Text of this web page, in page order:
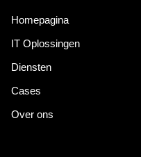
Homepagina
IT Oplossingen
Diensten
Cases
Over ons